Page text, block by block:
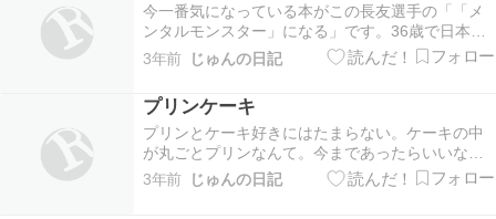
今一番気になっている本がこの長友選手の「「メ
ンタルモンスター」になる」です。36歳で日本代
表になり、サッカーワールドカップカタール2022
では、若い選手を引っ張り見事ドイツやスペイン
は、めちゃくちゃネガティブだった」ということ
を語ってい…
3年前 じゅんの日記
プリンケーキ
プリンとケーキ好きにはたまらない。ケーキの中
が丸ごとプリンなんて。今まであったらいいなだ
ったやつです。上沼さんの某番組でも取り上げら
れていて、絶賛でしたね。ケーキは4層構造になっ
3年前 じゅんの日記